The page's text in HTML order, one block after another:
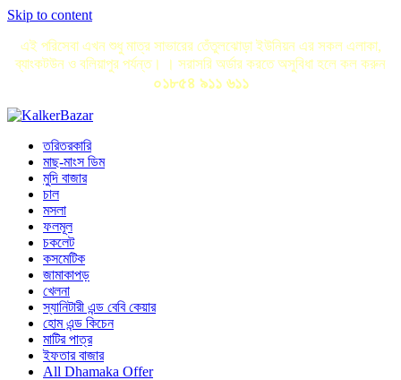
Skip to content
এই পরিসেবা এখন শুধু মাত্র সাভারের তেঁতুলঝোড়া ইউনিয়ন এর সকল এলাকা,
ব্যাংকটউন ও বলিয়াপুর পর্যন্ত। । সরাসরি অর্ডার করতে অসুবিধা হলে কল করুন
০১৮৫৪ ৯১১ ৬১১
তরিতরকারি
মাছ-মাংস ডিম
মুদি বাজার
চাল
মসলা
ফলমূল
চকলেট
কসমেটিক
জামাকাপড়
খেলনা
স্যানিটারী এন্ড বেবি কেয়ার
হোম এন্ড কিচেন
মাটির পাত্র
ইফতার বাজার
All Dhamaka Offer